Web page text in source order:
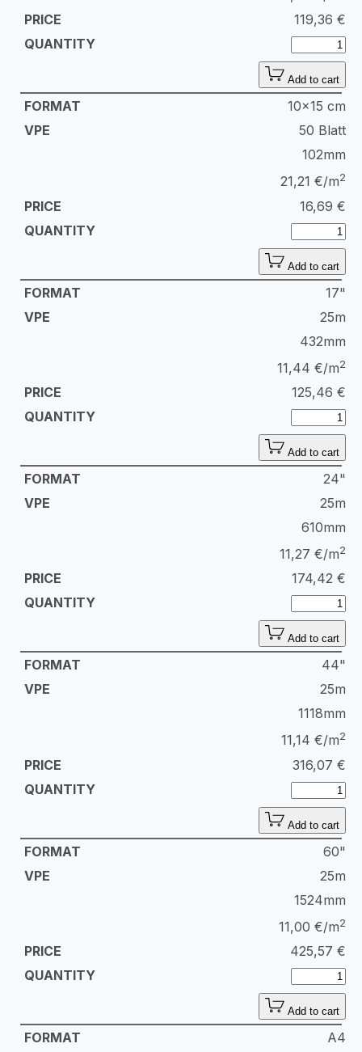
119,36 €
Add to cart
10x15 cm
50 Blatt
102mm
21,21 €/m2
16,69 €
Add to cart
17"
25m
432mm
11,44 €/m2
125,46 €
Add to cart
24"
25m
610mm
11,27 €/m2
174,42 €
Add to cart
44"
25m
1118mm
11,14 €/m2
316,07 €
Add to cart
60"
25m
1524mm
11,00 €/m2
425,57 €
Add to cart
A4